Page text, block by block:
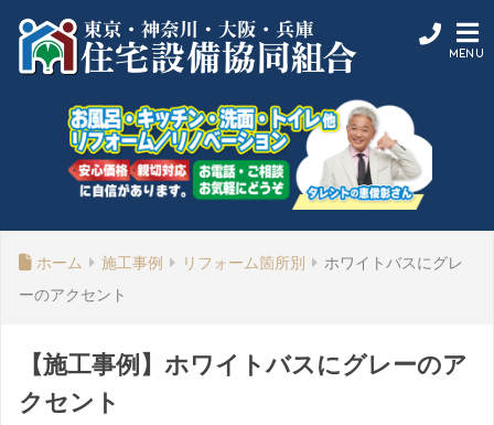
ホーム 施工事例 リフォーム箇所別
ホワイトバスにグレ
ーのアクセント
【施工事例】ホワイトバスにグレーのア
クセント